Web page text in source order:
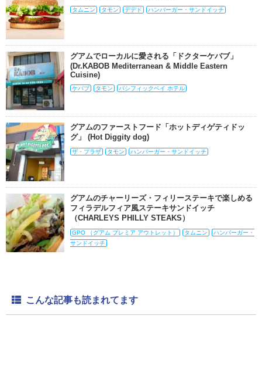
タムニン タモン デデド ハンバーガー・サンドイッチ
グアムでローカルに愛される「ドクターケバブ」
(Dr.KABOB Mediterranean & Middle Eastern
Cuisine)
ケバブ タモン パシフィックベイ ホテル
グアムのファーストフード「ホットディゲティドッ
グ」 (Hot Diggity dog)
ザ・プラザ タモン ハンバーガー・サンドイッチ
グアムのチャーリーズ・フィリーステーキで楽しめる
フィラデルフィア風ステーキサンドイッチ
（CHARLEYS PHILLY STEAKS）
GPO （グアム プレミア アウトレット） タムニン
ハンバーガー・
サンドイッチ
こんな記事も読まれてます